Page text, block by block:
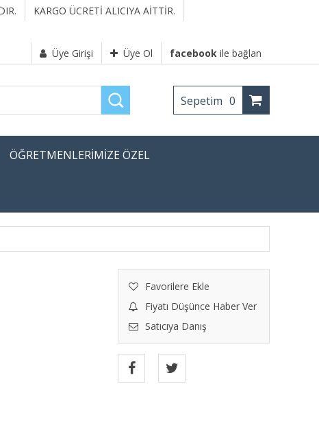
KARGO ÜCRETİ ALICIYA AİTTİR.
Üye Girişi
Üye Ol facebook ile bağlan
Sepetim 0
ÖĞRETMENLERİMİZE ÖZEL
Favorilere Ekle
Fiyatı Düşünce Haber Ver
Satıcıya Danış